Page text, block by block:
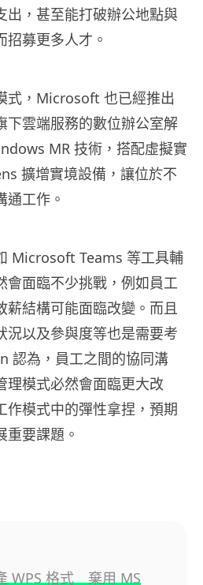
出，甚至能打破辦公地點與
招募更多人才。
式，Microsoft 也已經推出
下雲端服務的數位辦公室解
MR 技術，搭配虛擬實
擴增實境設備，讓位於不
通工作。
Microsoft Teams 等工具輔
會面臨不少挑戰，例如員工
薪結構可能面臨改變。而且
況以及參與度等也是需要考
認為，員工之間的協同溝
理模式必然會面臨更大改
作模式中的彈性拿捏，預期
重要課題。
WPS 格式 棄用 MS